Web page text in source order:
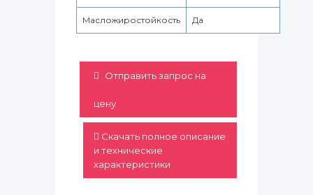
Масложиростойкость Да
Отправить запрос на
цену
Скачать полное описание
и технические
характеристики